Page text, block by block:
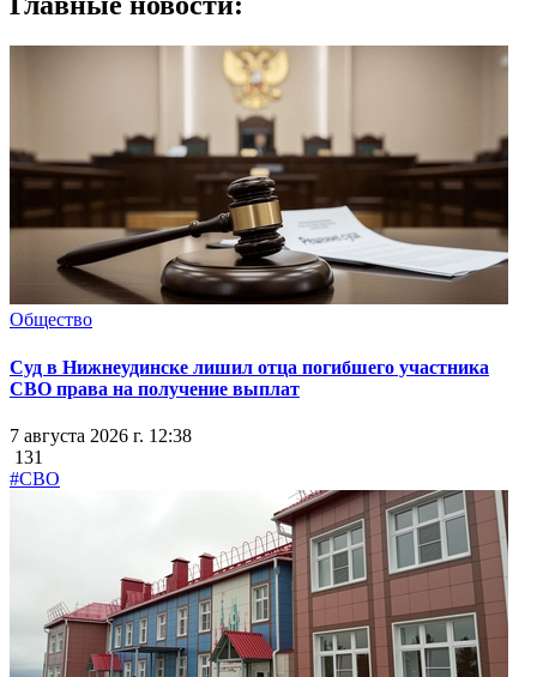
Общество
Суд в Нижнеудинске лишил отца погибшего участника
СВО права на получение выплат
7 августа 2026 г. 12:38
131
#СВО